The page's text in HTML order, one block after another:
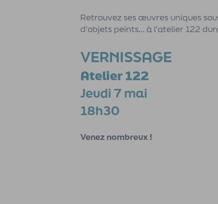
Retrouvez ses œuvres uniques
d’objets peints... à l'atelier 122
VERNISSAGE
Atelier 122
Jeudi 7 mai
18h30
Venez nombreux !